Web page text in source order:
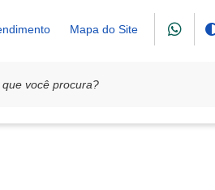
Mapa do Site